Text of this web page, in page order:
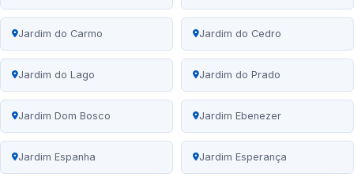
Jardim do Carmo Jardim do Cedro
Jardim do Lago Jardim do Prado
Jardim Dom Bosco Jardim Ebenezer
Jardim Espanha Jardim Esperança